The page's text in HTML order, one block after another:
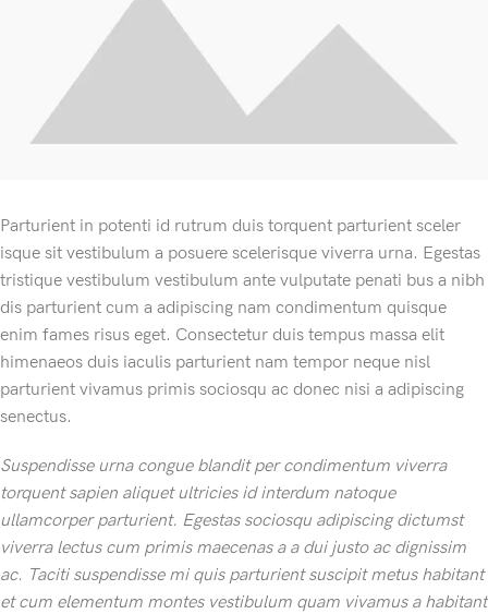
Parturient in potenti id rutrum duis torquent parturient sceler
isque sit vestibulum a posuere scelerisque viverra urna. Egestas
tristique vestibulum vestibulum ante vulputate penati bus a nibh
dis parturient cum a adipiscing nam condimentum quisque
enim fames risus eget. Consectetur duis tempus massa elit
himenaeos duis iaculis parturient nam tempor neque nisl
parturient vivamus primis sociosqu ac donec nisi a adipiscing
senectus.
Suspendisse urna congue blandit per condimentum viverra
torquent sapien aliquet ultricies id interdum natoque
ullamcorper parturient. Egestas sociosqu adipiscing dictumst
viverra lectus cum primis maecenas a a dui justo ac dignissim
ac. Taciti suspendisse mi quis parturient suscipit metus habitant
et cum elementum montes vestibulum quam vivamus a habitant